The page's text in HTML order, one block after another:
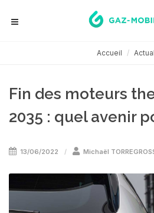
Accueil
Fin des moteurs
2035 : quel avenir
13/06/2022 Michaël